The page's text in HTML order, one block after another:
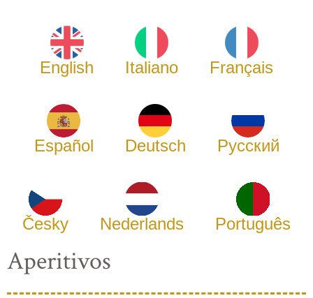
English Italiano Français
Español Deutsch Русский
Česky Nederlands Português
Aperitivos